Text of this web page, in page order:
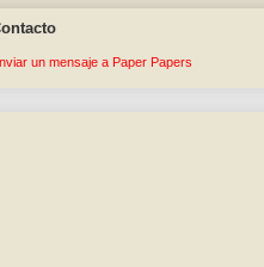
un mensaje a Paper Papers